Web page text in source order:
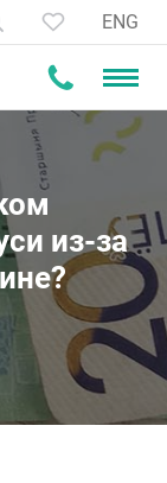
ENG
из-за
из-за